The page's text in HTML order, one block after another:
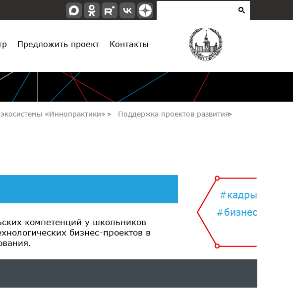
Предложить проект Контакты
экосистемы «Иннопрактики»
Поддержка проектов развития
#кадры
#бизнес
компетенций у школьников
бизнес-проектов в